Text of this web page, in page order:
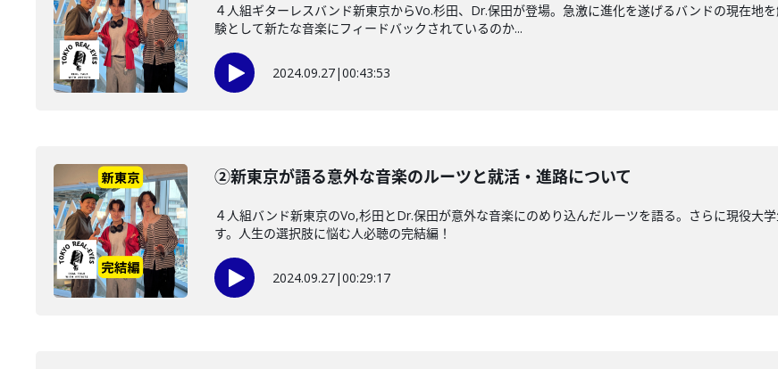
４人組ギターレスバンド新東京からVo.杉田、Dr.保田が登場。急激に進化を遂げるバンドの現在地
験として新たな音楽にフィードバックされているのか...
2024.09.27|00:43:53
②新東京が語る意外な音楽のルーツと就活・進路について
４人組バンド新東京のVo,杉田とDr.保田が意外な音楽にのめり込んだルーツを語る。さらに現役大
す。人生の選択肢に悩む人必聴の完結編！
2024.09.27|00:29:17